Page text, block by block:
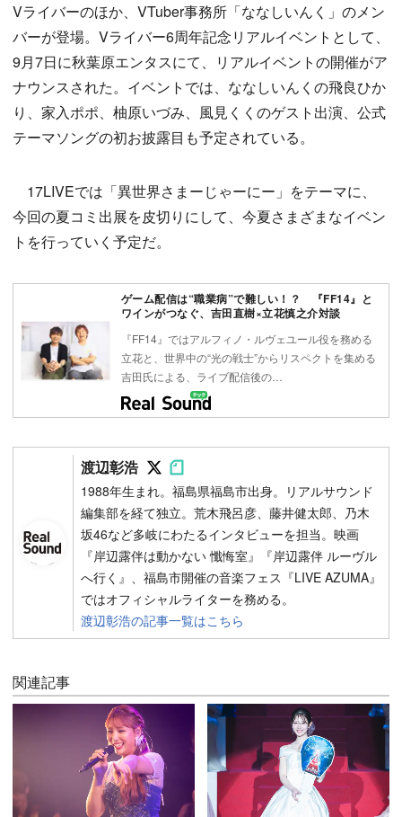
Vライバーのほか、VTuber事務所「ななしいんく」のメン
バーが登場。Vライバー6周年記念リアルイベントとして、
9月7日に秋葉原エンタスにて、リアルイベントの開催がア
ナウンスされた。イベントでは、ななしいんくの飛良ひか
り、家入ポポ、柚原いづみ、風見くくのゲスト出演、公式
テーマソングの初お披露目も予定されている。
17LIVEでは「異世界さまーじゃーにー」をテーマに、
今回の夏コミ出展を皮切りにして、今夏さまざまなイベン
トを行っていく予定だ。
ゲーム配信は“職業病”で難しい！？ 『FF14』と
ワインがつなぐ、吉田直樹×立花慎之介対談
『FF14』ではアルフィノ・ルヴェユール役を務める
立花と、世界中の“光の戦士”からリスペクトを集める
吉田氏による、ライブ配信後の…
渡辺彰浩 Follow on SNS
Follow on SNS
1988年生まれ。福島県福島市出身。リアルサウンド
編集部を経て独立。荒木飛呂彦、藤井健太郎、乃木
坂46など多岐にわたるインタビューを担当。映画
『岸辺露伴は動かない 懺悔室』『岸辺露伴 ルーヴル
へ行く』、福島市開催の音楽フェス『LIVE AZUMA』
ではオフィシャルライターを務める。
渡辺彰浩の記事一覧はこちら
関連記事